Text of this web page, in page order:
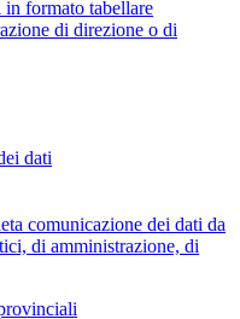
formato tabellare
di direzione o di
dati
comunicazione dei dati da
di amministrazione, di